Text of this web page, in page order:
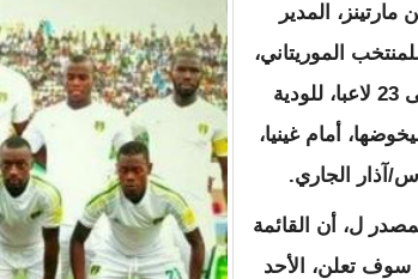
مارتينز، المدير
الموريتاني،
استدعى 23 لاعبا، للودية
أمام غينيا،
ل، أن القائمة
سوف تعلن، الأحد